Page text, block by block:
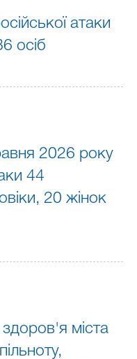
атаки
осіб
2026 року
44
20 жінок
міста